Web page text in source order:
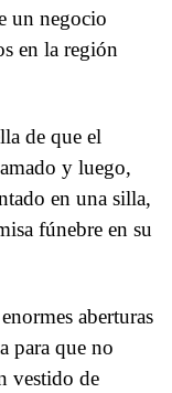
un negocio
en la región
de que el
y luego,
en una silla,
fúnebre en su
aberturas
para que no
vestido de